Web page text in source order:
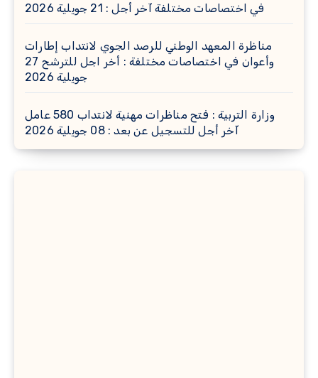
في اختصاصات مختلفة آخر أجل : 21 جويلية 2026
مناظرة المعهد الوطني للرصد الجوي لانتداب إطارات
وأعوان في اختصاصات مختلفة : أخر اجل للترشح 27
جويلية 2026
وزارة التربية : فتح مناظرات مهنية لانتداب 580 عامل
آخر أجل للتسجيل عن بعد : 08 جويلية 2026